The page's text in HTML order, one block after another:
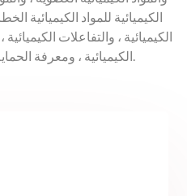
الكيميائية للمواد الكيميائية
الكيميائية ، والتفاعلات
الكيميائية ، ومعرفة الحماية البيئية للمواد الكيميائية.